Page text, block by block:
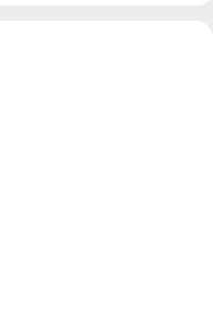
мебель (стол
техникой
посудой и
оборудована
воды. В квартире
На территории
«Фиолент»,
кафе. Парковка
Курение и